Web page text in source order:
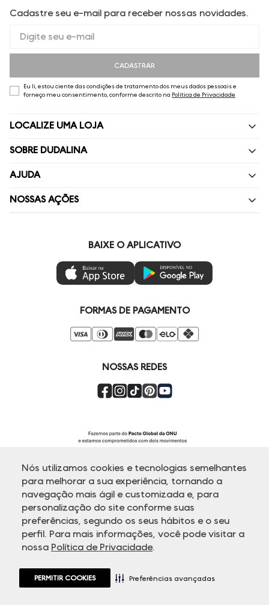
Nós utilizamos cookies e tecnologias semelhantes
para melhorar a sua experiência, tornando a
navegação mais ágil e customizada e, para
personalização do site conforme suas
preferências, segundo os seus hábitos e o seu
perfil. Para mais informações, você pode visitar a
nossa Política de Privacidade.
PERMITIR COOKIES Preferências avançadas
Cadastre seu e-mail para receber nossas novidades.
CADASTRAR
Eu li, estou ciente das condições de tratamento dos meus dados pessoais e
forneço meu consentimento, conforme descrito na Política de Privacidade
LOCALIZE UMA LOJA
SOBRE DUDALINA
Quem Somos
Nossas Lojas
Ética e Sustentabilidade
AJUDA
Perguntas Frequentes
Troca e Devoluções
Regulamentos
Compre pelo Whatsapp
NOSSAS AÇÕES
Mastercard
Azul Fidelidade
Venda Corporativa
Super Friday
BAIXE O APLICATIVO
FORMAS DE PAGAMENTO
NOSSAS REDES
© Copyright 2000-2026 - Todos os direitos reservados. A Dudalina
promoções e disponibilidade de estoque a qualquer momento.
Em caso de dúvidas:0800 770 5510.
Horário de Atendimentodas 8h às 20h de segunda a sexta-feira e